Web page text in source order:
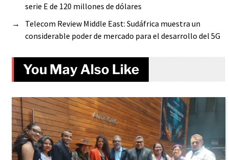
serie E de 120 millones de dólares
→
Telecom Review Middle East: Sudáfrica muestra un
considerable poder de mercado para el desarrollo del 5G
You May Also Like